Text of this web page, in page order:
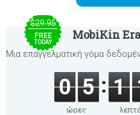
$29.95
FREE
TODAY
MobiKin
Μια επαγγελματική γόμα
0 5
ώρες
1